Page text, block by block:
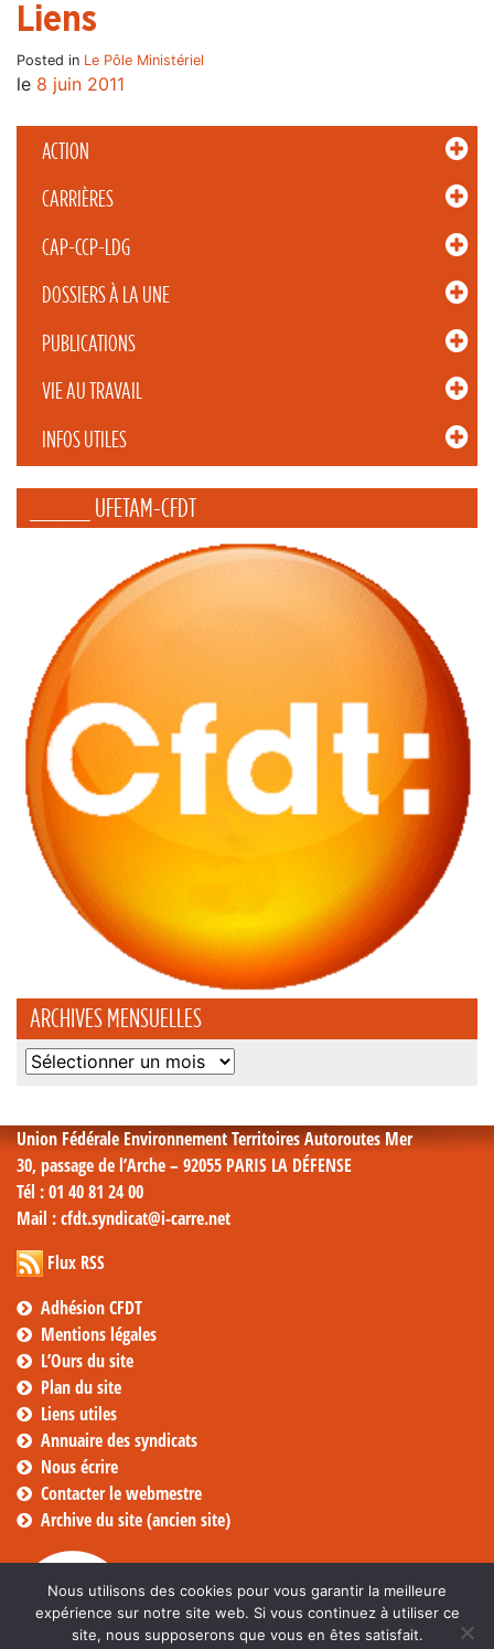
ACTION
CARRIÈRES
CAP-CCP-LDG
DOSSIERS À LA UNE
PUBLICATIONS
VIE AU TRAVAIL
INFOS UTILES
_____ UFETAM-CFDT
ARCHIVES MENSUELLES
Archives
Liens
Posted in Le Pôle Ministériel
le 8 juin 2011
Union Fédérale Environnement Territoires Autoroutes Mer
30, passage de l’Arche – 92055 PARIS LA DÉFENSE
Tél : 01 40 81 24 00
Mail : cfdt.syndicat@i-carre.net
Flux RSS
Adhésion CFDT
Mentions légales
L’Ours du site
Plan du site
Liens utiles
Annuaire des syndicats
Nous écrire
Contacter le webmestre
Archive du site (ancien site)
Nous utilisons des cookies pour vous garantir la meilleure
expérience sur notre site web. Si vous continuez à utiliser ce
site, nous supposerons que vous en êtes satisfait.